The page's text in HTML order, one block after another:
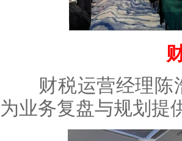
财税运营经理陈浩
为业务复盘与规划提